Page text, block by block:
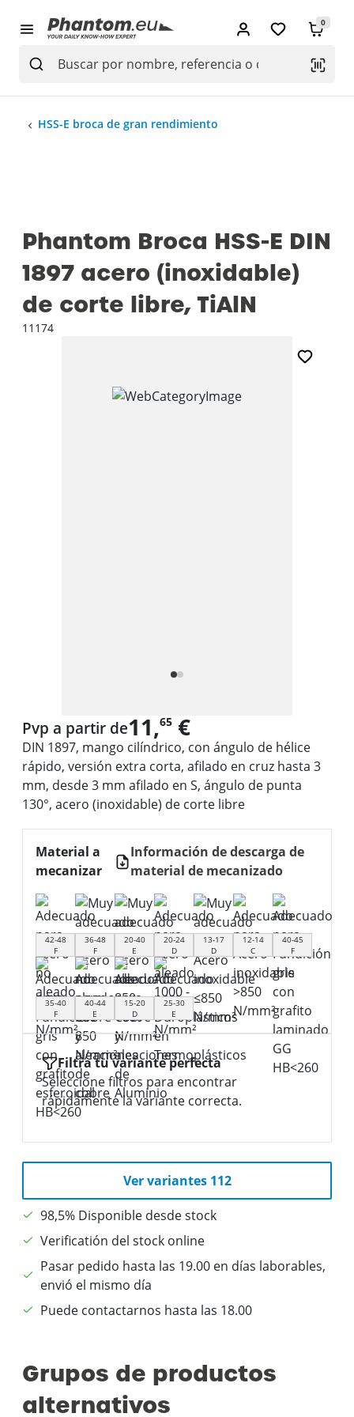
0
HSS-E broca de gran rendimiento
Phantom Broca HSS-E DIN
1897 acero (inoxidable)
de corte libre, TiAlN
11174
Pvp a partir de11,65 €
DIN 1897, mango cilíndrico, con ángulo de hélice
rápido, versión extra corta, afilado en cruz hasta 3
mm, desde 3 mm afilado en S, ángulo de punta
130°, acero (inoxidable) de corte libre
Material a
mecanizar
Información de descarga de
material de mecanizado
42-48
F
36-48
F
20-40
E
20-24
D
13-17
D
12-14
C
40-45
F
35-40
F
40-44
E
15-20
D
25-30
E
Filtra tu variante perfecta
Seleccione filtros para encontrar
rápidamente la variante correcta.
Ver variantes 112
98,5% Disponible desde stock
Verificatión del stock online
Pasar pedido hasta las 19.00 en días laborables,
envió el mismo día
Puede contactarnos hasta las 18.00
Grupos de productos
alternativos